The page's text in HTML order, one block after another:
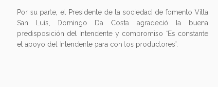
Por su parte, el Presidente de la sociedad de fomento Villa
San Luis, Domingo Da Costa agradeció la buena
predisposición del Intendente y compromiso “Es constante
el apoyo del Intendente para con los productores”.